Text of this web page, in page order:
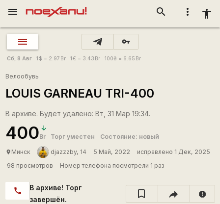
more_vert accessibility_new
search
menu
vpn_key
Сб, 8 Авг 1 $ = 2.97 Br 1€ = 3.43 Br 100₴ = 6.65 Br
Велообувь
LOUIS GARNEAU TRI-400
В архиве. Будет удалено: Вт, 31 Мар 19:34.
400Br Торг уместен Состояние: новый
place Минск djazzzby, 14 5 Май, 2022
исправлено 1 Дек, 2025
98 просмотров
Номер телефона посмотрели 1 раз
call
В архиве! Торг
завершён.
report